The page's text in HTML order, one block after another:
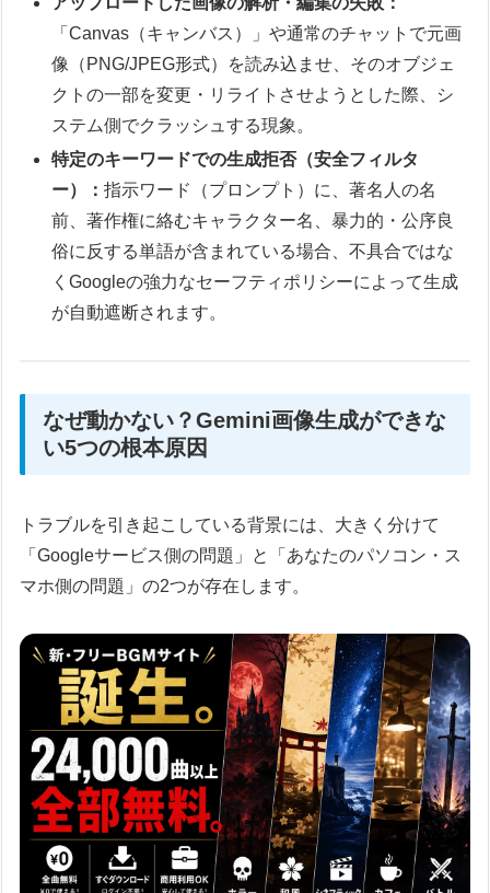
「Canvas（キャンバス）」や通常のチャットで元画
像（PNG/JPEG形式）を読み込ませ、そのオブジェ
クトの一部を変更・リライトさせようとした際、シ
ステム側でクラッシュする現象。
特定のキーワードでの生成拒否（安全フィルタ
ー）：指示ワード（プロンプト）に、著名人の名
前、著作権に絡むキャラクター名、暴力的・公序良
俗に反する単語が含まれている場合、不具合ではな
くGoogleの強力なセーフティポリシーによって生成
が自動遮断されます。
なぜ動かない？Gemini画像生成ができな
い5つの根本原因
トラブルを引き起こしている背景には、大きく分けて
「Googleサービス側の問題」と「あなたのパソコン・ス
マホ側の問題」の2つが存在します。